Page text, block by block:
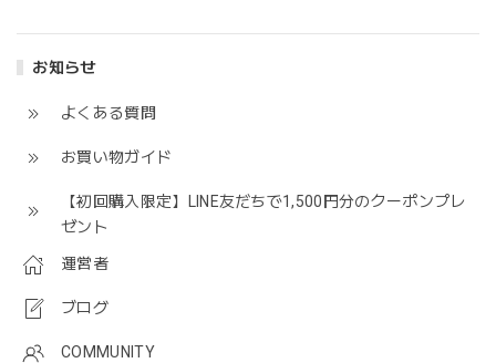
お知らせ
よくある質問
お買い物ガイド
【初回購入限定】LINE友だちで1,500円分のクーポンプレ
ゼント
運営者
ブログ
COMMUNITY